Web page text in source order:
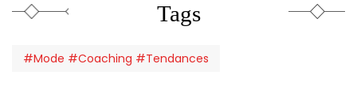
Tags
#Mode #Coaching #Tendances